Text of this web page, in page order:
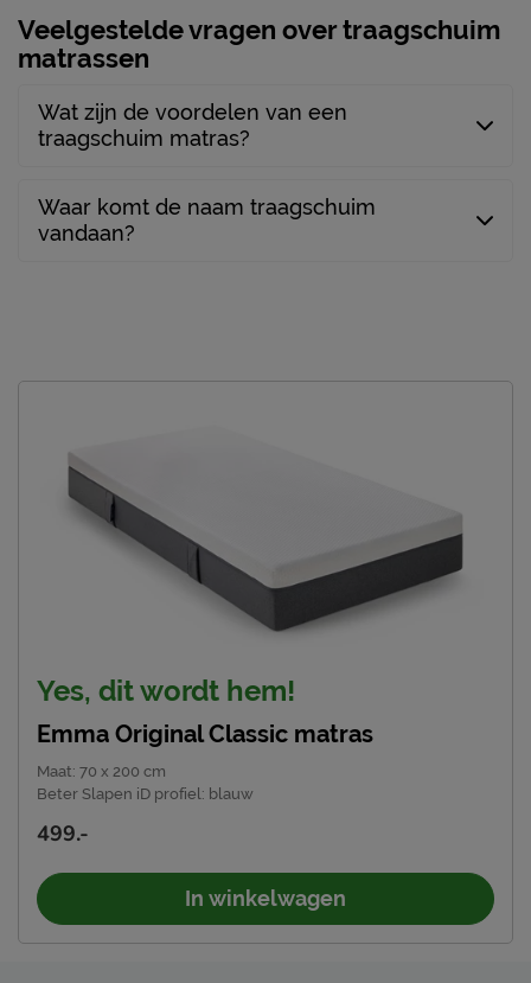
Garantie
10 jaar garantie volgens
Wasinstructies
bovenzijde tijk wasbaar
Emailadres
Veelgestelde vragen over traagschuim
matrassen
Wat zijn de voordelen van een
traagschuim matras?
Waar komt de naam traagschuim
vandaan?
Yes, dit wordt hem!
Emma Original Classic matras
Maat: 70 x 200 cm
Beter Slapen iD profiel : blauw
499.-
In winkelwagen